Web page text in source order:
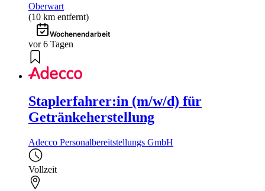
Oberwart
(10 km entfernt)
Wochenendarbeit
vor 6 Tagen
Staplerfahrer:in (m/w/d) für
Getränkeherstellung
Adecco Personalbereitstellungs GmbH
Vollzeit